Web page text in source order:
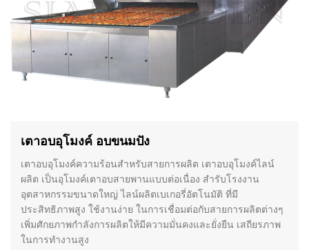
เตาอบอุโมงค์ อบขนมปัง
เตาอบอุโมงค์ความร้อนสำหรับสายการผลิต เตาอบอุโมงค์ไลน์
ผลิต เป็นอุโมงค์เตาอบสายพานแบบต่อเนื่อง สำรับโรงงาน
อุตสาหกรรมขนาดใหญ่ ไลน์ผลิตเบเกอรี่อัตโนมัติ ที่มี
ประสิทธิภาพสูง ใช้งานง่าย ในการเชื่อมต่อกับสายการผลิตต่างๆ
เพิ่มศักยภาพกำลังการผลิตให้มีความมั่นคงและยั่งยืน เสถียรภาพ
ในการทำงานสูง